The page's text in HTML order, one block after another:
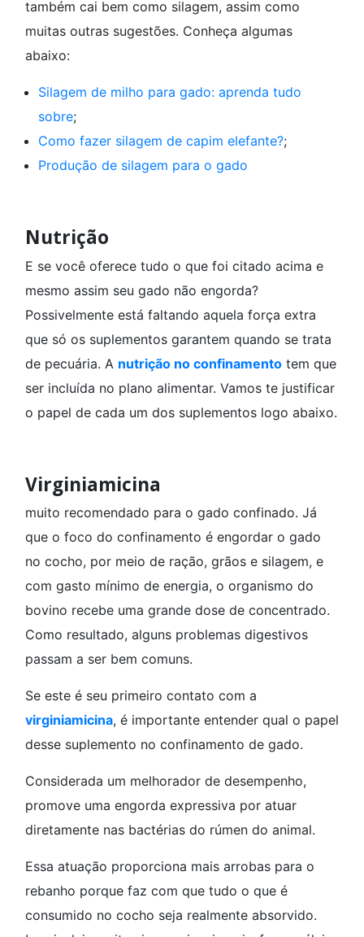
também cai bem como silagem, assim como
muitas outras sugestões. Conheça algumas
abaixo:
Silagem de milho para gado: aprenda tudo
sobre;
Como fazer silagem de capim elefante?;
Produção de silagem para o gado
Nutrição
E se você oferece tudo o que foi citado acima e
mesmo assim seu gado não engorda?
Possivelmente está faltando aquela força extra
que só os suplementos garantem quando se trata
de pecuária. A nutrição no confinamento tem que
ser incluída no plano alimentar. Vamos te justificar
o papel de cada um dos suplementos logo abaixo.
Virginiamicina
muito recomendado para o gado confinado. Já
que o foco do confinamento é engordar o gado
no cocho, por meio de ração, grãos e silagem, e
com gasto mínimo de energia, o organismo do
bovino recebe uma grande dose de concentrado.
Como resultado, alguns problemas digestivos
passam a ser bem comuns.
Se este é seu primeiro contato com a
virginiamicina, é importante entender qual o papel
desse suplemento no confinamento de gado.
Considerada um melhorador de desempenho,
promove uma engorda expressiva por atuar
diretamente nas bactérias do rúmen do animal.
Essa atuação proporciona mais arrobas para o
rebanho porque faz com que tudo o que é
consumido no cocho seja realmente absorvido.